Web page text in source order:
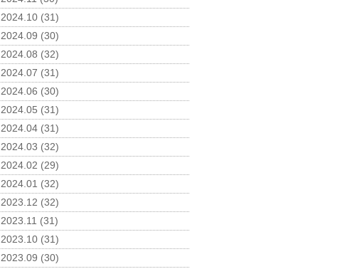
2024.10 (31)
2024.09 (30)
2024.08 (32)
2024.07 (31)
2024.06 (30)
2024.05 (31)
2024.04 (31)
2024.03 (32)
2024.02 (29)
2024.01 (32)
2023.12 (32)
2023.11 (31)
2023.10 (31)
2023.09 (30)